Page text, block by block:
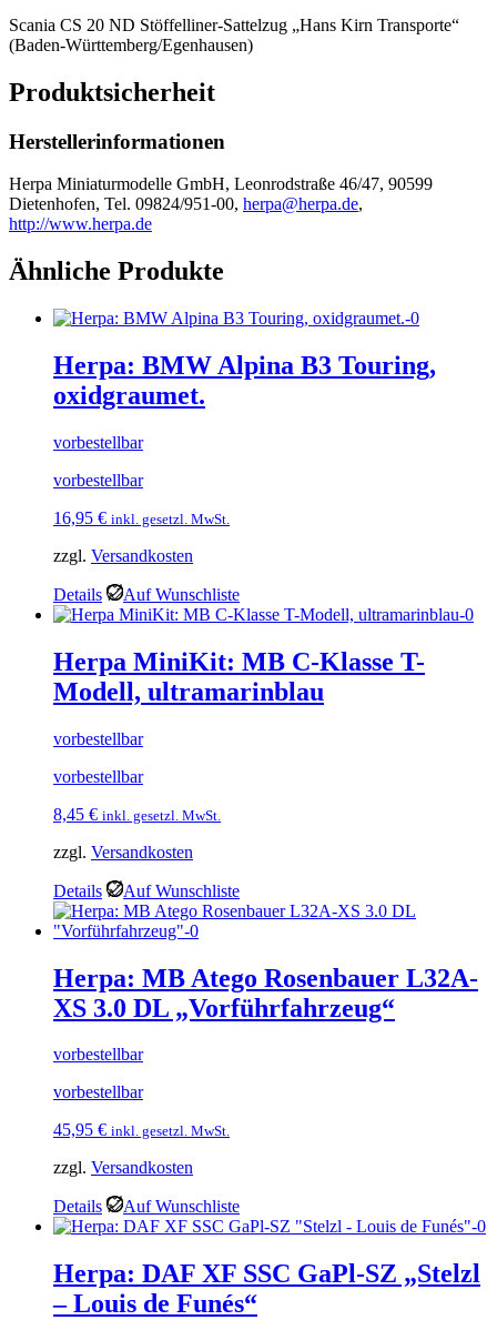
Scania CS 20 ND Stöffelliner-Sattelzug „Hans Kirn Transporte“
(Baden-Württemberg/Egenhausen)
Produktsicherheit
Herstellerinformationen
Herpa Miniaturmodelle GmbH, Leonrodstraße 46/47, 90599
Dietenhofen, Tel. 09824/951-00, herpa@herpa.de,
http://www.herpa.de
Ähnliche Produkte
Herpa: BMW Alpina B3 Touring,
oxidgraumet.
vorbestellbar
vorbestellbar
16,95 € inkl. gesetzl. MwSt.
zzgl. Versandkosten
Details Auf Wunschliste
Herpa MiniKit: MB C-Klasse T-
Modell, ultramarinblau
vorbestellbar
vorbestellbar
8,45 € inkl. gesetzl. MwSt.
zzgl. Versandkosten
Details Auf Wunschliste
Herpa: MB Atego Rosenbauer L32A-
XS 3.0 DL „Vorführfahrzeug“
vorbestellbar
vorbestellbar
45,95 € inkl. gesetzl. MwSt.
zzgl. Versandkosten
Details Auf Wunschliste
Herpa: DAF XF SSC GaPl-SZ „Stelzl
– Louis de Funés“